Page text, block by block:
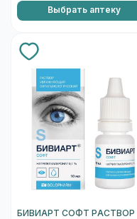
Выбрать аптеку
БИВИАРТ СОФТ РАСТВОР